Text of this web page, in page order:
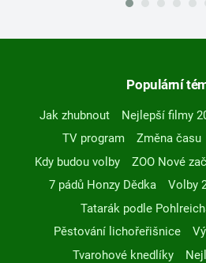
Populární
Jak zhubnout Nejlepší filmy
TV program
Změna času
Kdy budou volby
ZOO Nové
7 pádů Honzy Dědka
Volby
Tatarák podle
Pěstování lichořeřišnice
Tvarohové knedlíky